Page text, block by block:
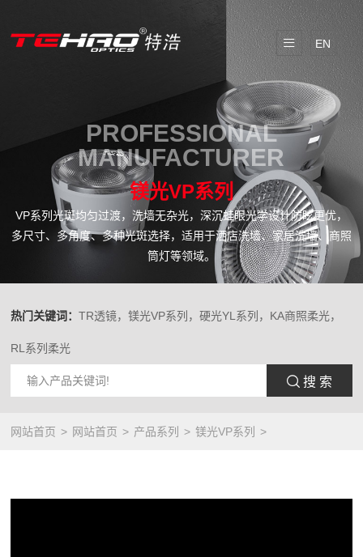
EN
PROFESSIONAL
MANUFACTURER
镁光VP系列
VP系列光斑均匀过渡，洗墙无杂光，深沉蛙眼光学设计防眩更优，
多尺寸、多角度、多种光斑选择，适用于洒店洗墙、家居洗墙、商照
筒灯等领域。
热门关键词：TR透镜，镁光VP系列，硬光YL系列，KA商照柔光，
RL系列柔光
 搜 索
网站首页 网站首页 产品系列 镁光VP系列